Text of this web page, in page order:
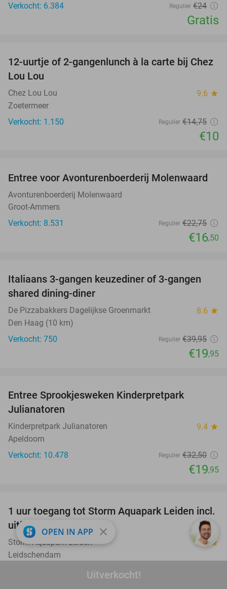
Uitverkocht!
Verkocht: 6.384
Regulier €24
Gratis
32%
12-uurtje of 2-gangenlunch à la carte bij Chez
Lou Lou
Chez Lou Lou 9.6 star
Zoetermeer
Verkocht: 1.150
Regulier €14,75
€10
27%
Entree voor Avonturenboerderij Molenwaard
Avonturenboerderij Molenwaard
Groot-Ammers
Verkocht: 8.531
Regulier €22,75
€16,50
50%
Italiaans 3-gangen keuzediner of 3-gangen
shared dining-diner
De Pizzabakkers Dagelijkse Groenmarkt 8.6 star
Den Haag (10 km)
Verkocht: 750
Regulier €39,95
€19,95
Entree Sprookjesweken Kinderpretpark
Julianatoren
Kinderpretpark Julianatoren 9.4 star
Apeldoorn
Verkocht: 10.478
Regulier €32,50
€19,95
38%
1 uur toegang tot Storm Aquapark Leiden incl.
uitleg + zwemvest
Storm Aquapark Leiden 9.3 star
Leidschendam
OPEN IN APP close